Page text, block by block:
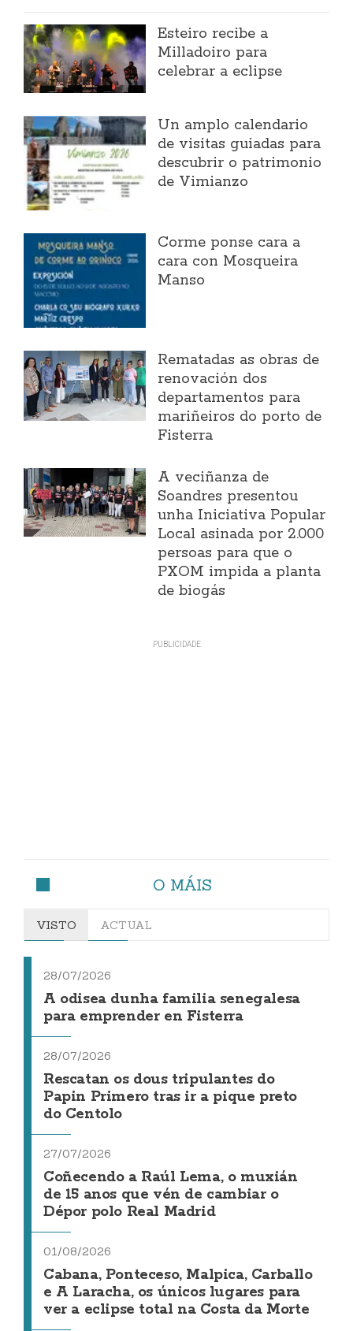
Esteiro recibe a
Milladoiro para
celebrar a eclipse
Un amplo calendario
de visitas guiadas para
descubrir o patrimonio
de Vimianzo
Corme ponse cara a
cara con Mosqueira
Manso
Rematadas as obras de
renovación dos
departamentos para
mariñeiros do porto de
Fisterra
A veciñanza de
Soandres presentou
unha Iniciativa Popular
Local asinada por 2.000
persoas para que o
PXOM impida a planta
de biogás
O MÁIS
VISTO ACTUAL
28/07/2026
A odisea dunha familia senegalesa
para emprender en Fisterra
28/07/2026
Rescatan os dous tripulantes do
Papin Primero tras ir a pique preto
do Centolo
27/07/2026
Coñecendo a Raúl Lema, o muxián
de 15 anos que vén de cambiar o
Dépor polo Real Madrid
01/08/2026
Cabana, Ponteceso, Malpica, Carballo
e A Laracha, os únicos lugares para
ver a eclipse total na Costa da Morte